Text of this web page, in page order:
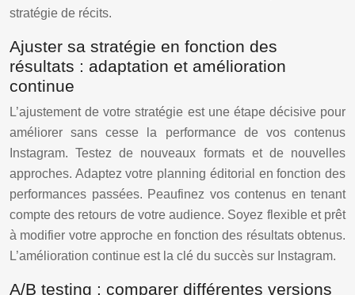
stratégie de récits.
Ajuster sa stratégie en fonction des
résultats : adaptation et amélioration
continue
L’ajustement de votre stratégie est une étape décisive pour
améliorer sans cesse la performance de vos contenus
Instagram. Testez de nouveaux formats et de nouvelles
approches. Adaptez votre planning éditorial en fonction des
performances passées. Peaufinez vos contenus en tenant
compte des retours de votre audience. Soyez flexible et prêt
à modifier votre approche en fonction des résultats obtenus.
L’amélioration continue est la clé du succès sur Instagram.
A/B testing : comparer différentes versions